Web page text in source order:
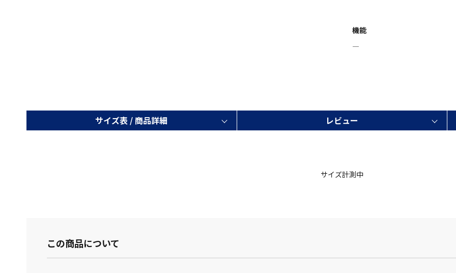
機能
―
サイズ表 / 商品詳細 レビュー
サイズ計測中
この商品について